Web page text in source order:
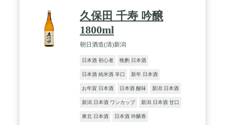
久保田 千寿 吟醸
1800ml
朝日酒造(清)新潟
日本酒 初心者 晩酌 日本酒
日本酒 純米酒 辛口 新年 日本酒
お年賀 日本酒 日本酒 酸味 新潟 日本酒
新潟 日本酒 ワンカップ 新潟 日本酒 甘口
東北 日本酒 日本酒 吟醸香